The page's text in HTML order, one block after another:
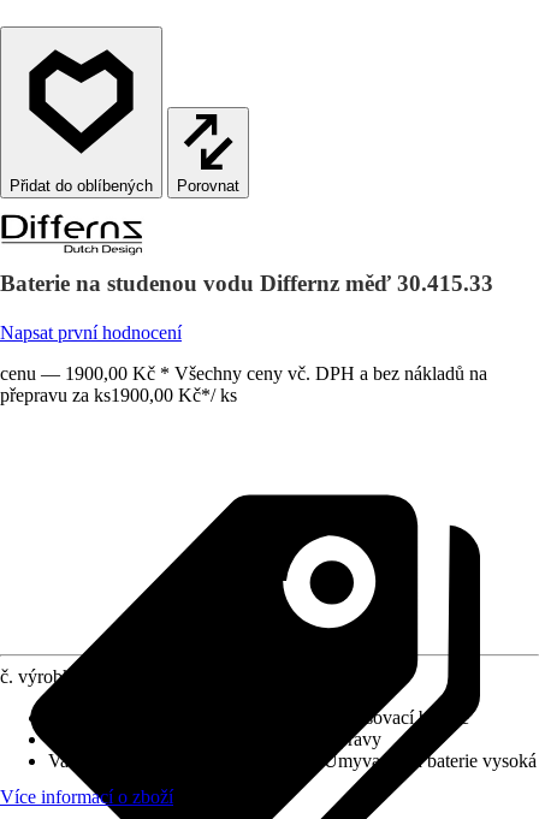
Porovnat
Baterie na studenou vodu Differnz měď 30.415.33
Napsat první hodnocení
cenu — 1900,00 Kč * Všechny ceny vč. DPH a bez nákladů na
přepravu za ks1900,00 Kč*/ ks
č. výrobku
Jednopáková směšovací baterie
Bez odtokové soupravy
Varianta
Baterie na studenou vodu, Umyvadlová baterie vysoká
Více informací o zboží